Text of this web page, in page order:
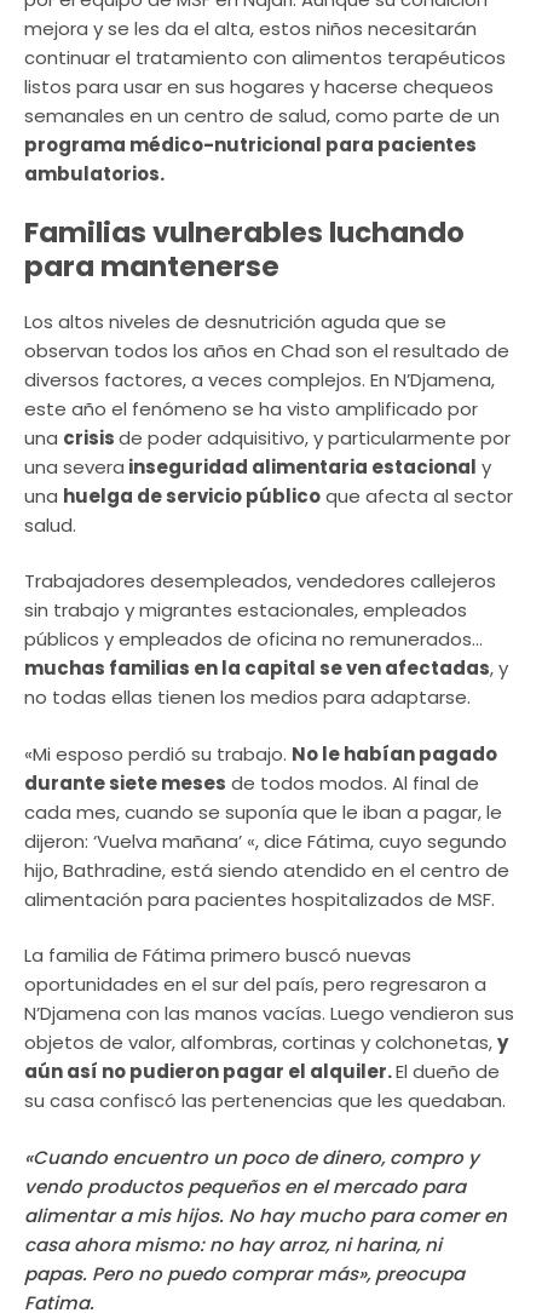
mejora y se les da el alta, estos niños necesitarán
continuar el tratamiento con alimentos terapéuticos
listos para usar en sus hogares y hacerse chequeos
semanales en un centro de salud, como parte de un
programa médico-nutricional para pacientes
ambulatorios.
Familias vulnerables luchando
para mantenerse
Los altos niveles de desnutrición aguda que se
observan todos los años en Chad son el resultado de
diversos factores, a veces complejos. En N’Djamena,
este año el fenómeno se ha visto amplificado por
una crisisde poder adquisitivo, y particularmente por
una severa inseguridad alimentaria estacional y
una huelga de servicio públicoque afecta al sector
salud.
Trabajadores desempleados, vendedores callejeros
sin trabajo y migrantes estacionales, empleados
públicos yempleados de oficina no remunerados…
muchas familias en la capital se ven afectadas, y
no todas ellas tienen los medios para adaptarse.
«Mi esposo perdió su trabajo. No le habían pagado
durante siete meses de todos modos. Al final de
cada mes, cuando se suponía que le iban a pagar, le
dijeron: ‘Vuelva mañana’ «, dice Fátima, cuyo segundo
hijo, Bathradine, está siendo atendido en el centro de
alimentación para pacientes hospitalizados de MSF.
La familia de Fátima primero buscó nuevas
oportunidades en el sur del país, pero regresaron a
N’Djamena con las manos vacías. Luego vendieron sus
objetos de valor, alfombras, cortinas y colchonetas,y
aún así no pudieron pagar el alquiler.El dueño de
su casa confiscó las pertenencias que les quedaban.
«Cuando encuentro un poco de dinero, compro y
vendo productos pequeños en el mercado para
alimentar a mis hijos. No hay mucho para comer en
casa ahora mismo: no hay arroz, ni harina, ni
papas. Pero no puedo comprar más», preocupa
Fatima.